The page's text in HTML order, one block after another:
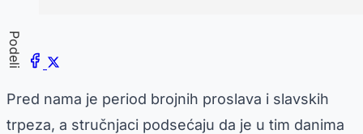
Podeli
Pred nama je period brojnih proslava i slavskih
trpeza, a stručnjaci podsećaju da je u tim danima